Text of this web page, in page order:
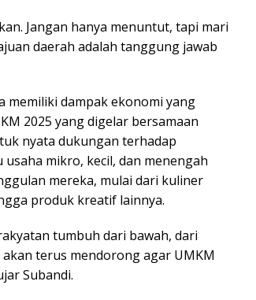
Jangan hanya menuntut, tapi mari
daerah adalah tanggung jawab
memiliki dampak ekonomi yang
2025 yang digelar bersamaan
nyata dukungan terhadap
mikro, kecil, dan menengah
mereka, mulai dari kuliner
produk kreatif lainnya.
tumbuh dari bawah, dari
terus mendorong agar UMKM
Subandi.